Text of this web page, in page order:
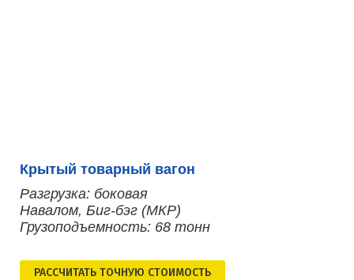
Крытый товарный вагон
Разгрузка: боковая
Навалом, Биг-бэг (МКР)
Грузоподъемность: 68 тонн
РАСCЧИТАТЬ ТОЧНУЮ СТОИМОСТЬ